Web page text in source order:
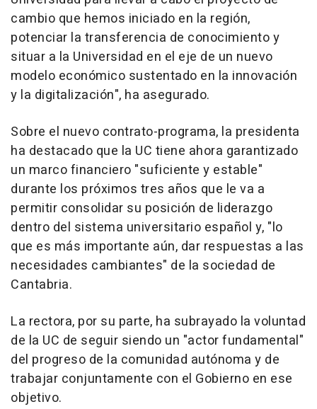
cambio que hemos iniciado en la región,
potenciar la transferencia de conocimiento y
situar a la Universidad en el eje de un nuevo
modelo económico sustentado en la innovación
y la digitalización", ha asegurado.
Sobre el nuevo contrato-programa, la presidenta
ha destacado que la UC tiene ahora garantizado
un marco financiero "suficiente y estable"
durante los próximos tres años que le va a
permitir consolidar su posición de liderazgo
dentro del sistema universitario español y, "lo
que es más importante aún, dar respuestas a las
necesidades cambiantes" de la sociedad de
Cantabria.
La rectora, por su parte, ha subrayado la voluntad
de la UC de seguir siendo un "actor fundamental"
del progreso de la comunidad autónoma y de
trabajar conjuntamente con el Gobierno en ese
objetivo.